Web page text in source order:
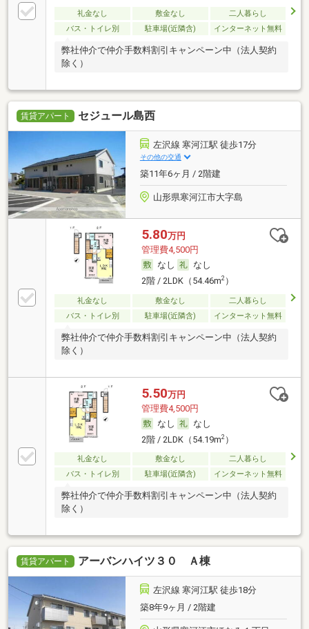
礼金なし 敷金なし
二人暮らし
バス・トイレ別
駐車場(近隣含) インターネット無料
弊社仲介で仲介手数料割引キャンペーン中（法人契約
除く）
賃貸アパート セジュール島西
左沢線 寒河江駅 徒歩17分
その他の交通
築11年6ヶ月 / 2階建
山形県寒河江市大字島
5.80万円
管理費4,500円
なし
なし
2階 / 2LDK（54.46m2）
礼金なし 敷金なし
二人暮らし
バス・トイレ別
駐車場(近隣含) インターネット無料
弊社仲介で仲介手数料割引キャンペーン中（法人契約
除く）
5.50万円
管理費4,500円
なし
なし
2階 / 2LDK（54.19m2）
礼金なし 敷金なし
二人暮らし
バス・トイレ別
駐車場(近隣含) インターネット無料
弊社仲介で仲介手数料割引キャンペーン中（法人契約
除く）
賃貸アパート アーバンハイツ３０ Ａ棟
左沢線 寒河江駅 徒歩18分
築8年9ヶ月 / 2階建